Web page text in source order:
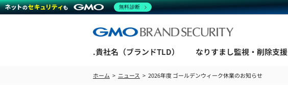
.貴社名（ブランドTLD） なりすまし監視・削除支援
ホーム ニュース 2026年度 ゴールデンウィーク休業のお知らせ
無料診断